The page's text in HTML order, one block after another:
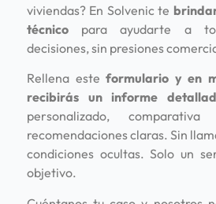
viviendas? En Solvenic te
técnico para ayudarte a
decisiones, sin presiones
Rellena este formulario y en
recibirás un informe
personalizado,
recomendaciones claras. Sin
condiciones ocultas. Solo un
objetivo.